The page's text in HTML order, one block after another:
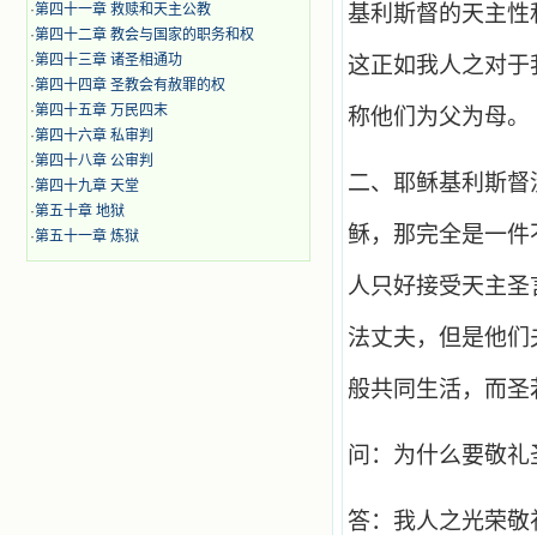
·第四十一章 救赎和天主公教
·第四十二章 教会与国家的职务和权
·第四十三章 诸圣相通功
·第四十四章 圣教会有赦罪的权
·第四十五章 万民四末
·第四十六章 私审判
·第四十八章 公审判
·第四十九章 天堂
·第五十章 地狱
·第五十一章 炼狱
基利斯督的天主
这正如我人之对
称他们为父为母。
二、耶稣基利斯
稣，那完全是一
人只好接受天主
法丈夫，但是他
般共同生活，而
问：为什么要敬礼
答：我人之光荣